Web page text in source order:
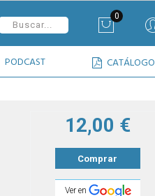
0
CATÁLOGO
PODCAST
12,00 €
Comprar
Ver en